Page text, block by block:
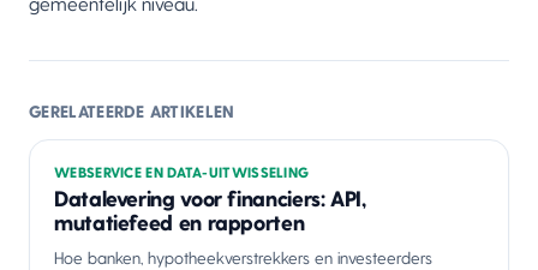
GERELATEERDE ARTIKELEN
WEBSERVICE EN DATA-UITWISSELING
Datalevering voor financiers: API,
mutatiefeed en rapporten
Hoe banken, hypotheekverstrekkers en investeerders